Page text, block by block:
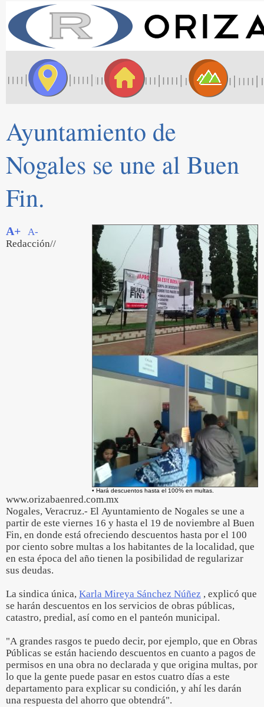
Ayuntamiento de
Nogales se une al Buen
Fin.
• Hará descuentos hasta el 100% en multas.
A+
A-
Redacción//
www.orizabaenred.com.mx
Nogales, Veracruz.- El Ayuntamiento de Nogales se une a
partir de este viernes 16 y hasta el 19 de noviembre al Buen
Fin, en donde está ofreciendo descuentos hasta por el 100
por ciento sobre multas a los habitantes de la localidad, que
en esta época del año tienen la posibilidad de regularizar
sus deudas.
La sindica única, Karla Mireya Sánchez Núñez , explicó que
se harán descuentos en los servicios de obras públicas,
catastro, predial, así como en el panteón municipal.
"A grandes rasgos te puedo decir, por ejemplo, que en Obras
Públicas se están haciendo descuentos en cuanto a pagos de
permisos en una obra no declarada y que origina multas, por
lo que la gente puede pasar en estos cuatro días a este
departamento para explicar su condición, y ahí les darán
una respuesta del ahorro que obtendrá".